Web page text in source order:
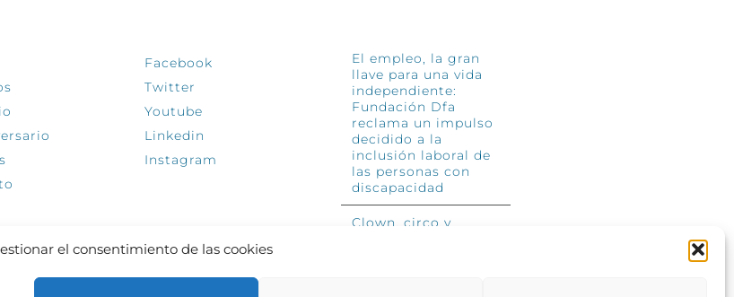
el consentimiento de las cookies
Facebook
Twitter
Youtube
Linkedin
Instagram
El empleo, la gran
llave para una vida
independiente:
Fundación Dfa
reclama un impulso
decidido a la
inclusión laboral de
las personas con
discapacidad
Clown, circo y